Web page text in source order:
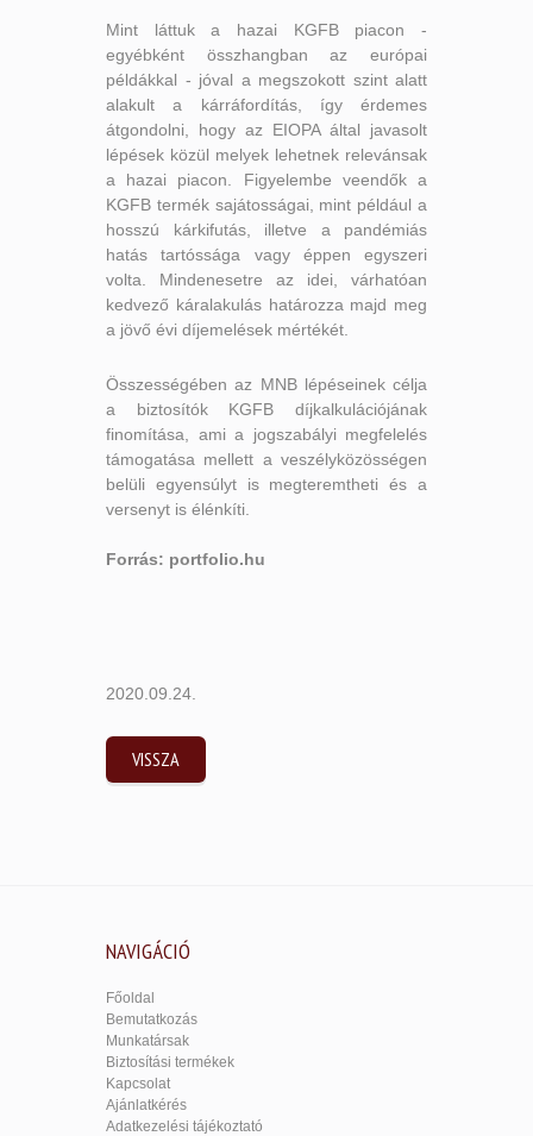
Mint láttuk a hazai KGFB piacon -
egyébként összhangban az európai
példákkal - jóval a megszokott szint alatt
alakult a kárráfordítás, így érdemes
átgondolni, hogy az EIOPA által javasolt
lépések közül melyek lehetnek relevánsak
a hazai piacon. Figyelembe veendők a
KGFB termék sajátosságai, mint például a
hosszú kárkifutás, illetve a pandémiás
hatás tartóssága vagy éppen egyszeri
volta. Mindenesetre az idei, várhatóan
kedvező káralakulás határozza majd meg
a jövő évi díjemelések mértékét.
Összességében az MNB lépéseinek célja
a biztosítók KGFB díjkalkulációjának
finomítása, ami a jogszabályi megfelelés
támogatása mellett a veszélyközösségen
belüli egyensúlyt is megteremtheti és a
versenyt is élénkíti.
Forrás: portfolio.hu
2020.09.24.
VISSZA
NAVIGÁCIÓ
Főoldal
Bemutatkozás
Munkatársak
Biztosítási termékek
Kapcsolat
Ajánlatkérés
Adatkezelési tájékoztató